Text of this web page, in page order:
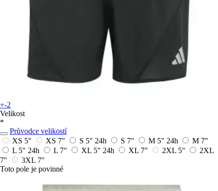
+-2
Velikost
*
Průvodce velikostí
XS 5"
XS 7" S 5" 24h S 7" M 5" 24h
M 7"
L 5" 24h L 7" XL 5" 24h XL 7" 2XL 5"
2XL
7"
3XL 7"
Toto pole je povinné